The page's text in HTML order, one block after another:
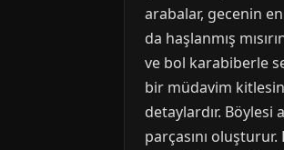
arabalar, gecenin
da haşlanmış
ve bol karabiberle
bir müdavim
detaylardır. Böylesi
parçasını